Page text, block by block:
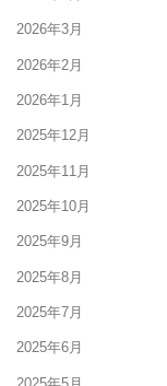
2026年3月
2026年2月
2026年1月
2025年12月
2025年11月
2025年10月
2025年9月
2025年8月
2025年7月
2025年6月